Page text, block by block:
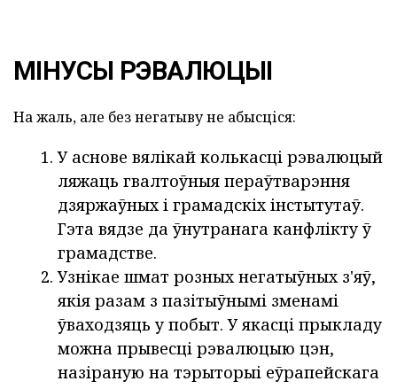
МІНУСЫ РЭВАЛЮЦЫІ
На жаль, але без негатыву не абысціся:
У аснове вялікай колькасці рэвалюцый
ляжаць гвалтоўныя пераўтварэння
дзяржаўных і грамадскіх інстытутаў.
Гэта вядзе да ўнутранага канфлікту ў
грамадстве.
Узнікае шмат розных негатыўных з'яў,
якія разам з пазітыўнымі зменамі
ўваходзяць у побыт. У якасці прыкладу
можна прывесці рэвалюцыю цэн,
назіраную на тэрыторыі еўрапейскага